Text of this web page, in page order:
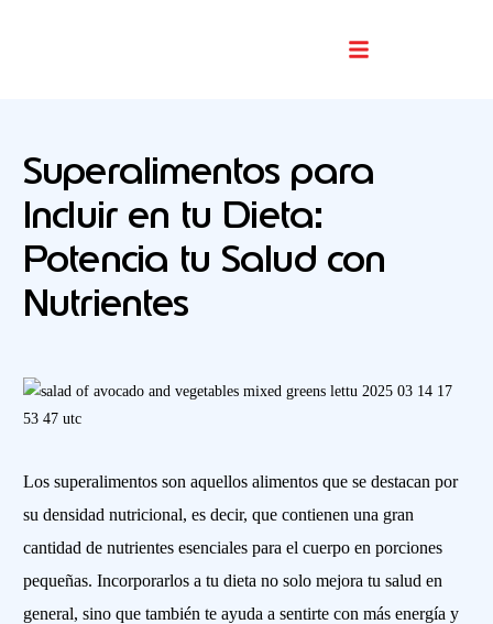
Superalimentos para
Incluir en tu Dieta:
Potencia tu Salud con
Nutrientes
Los superalimentos son aquellos alimentos que se destacan por
su densidad nutricional, es decir, que contienen una gran
cantidad de nutrientes esenciales para el cuerpo en porciones
pequeñas. Incorporarlos a tu dieta no solo mejora tu salud en
general, sino que también te ayuda a sentirte con más energía y